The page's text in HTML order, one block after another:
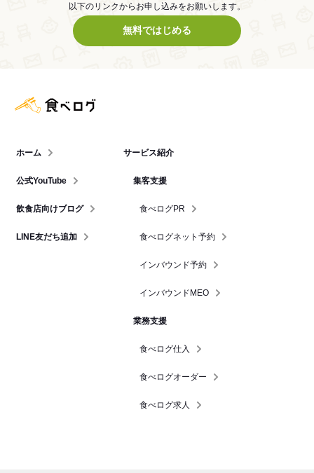
以下のリンクからお申し込みをお願いします。
無料ではじめる
ホーム
公式YouTube
飲食店向けブログ
LINE友だち追加
サービス紹介
集客支援
食べログPR
食べログネット予約
インバウンド予約
インバウンドMEO
業務支援
食べログ仕入
食べログオーダー
食べログ求人